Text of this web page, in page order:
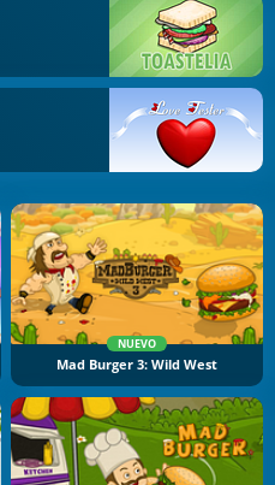
NUEVO
Mad Burger 3: Wild West